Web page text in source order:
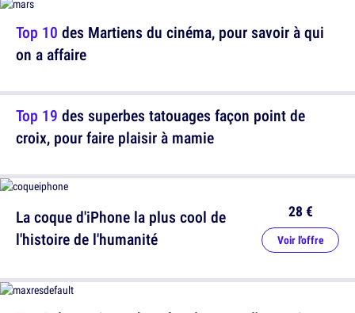
Top 19 des superbes tatouages façon point de
croix, pour faire plaisir à mamie
Top 10 des Martiens du cinéma, pour savoir à qui
on a affaire
La coque d'iPhone la plus cool de
l'histoire de l'humanité
28 €
Voir l'offre